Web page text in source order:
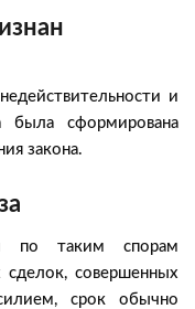
и
была сформирована
закона.
по таким спорам
совершенных
срок обычно